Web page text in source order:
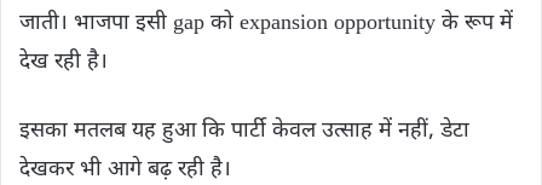
जाती। भाजपा इसी gap को expansion opportunity के रूप में
देख रही है।
इसका मतलब यह हुआ कि पार्टी केवल उत्साह में नहीं, डेटा
देखकर भी आगे बढ़ रही है।